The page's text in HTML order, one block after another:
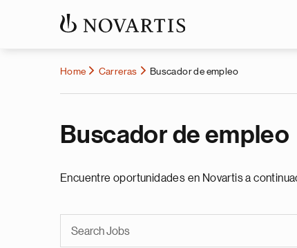
Home Carreras Buscador de empleo
Buscador de empleo
Encuentre oportunidades en Novartis a